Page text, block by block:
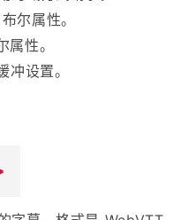
尔属性。
属性。
冲设置。